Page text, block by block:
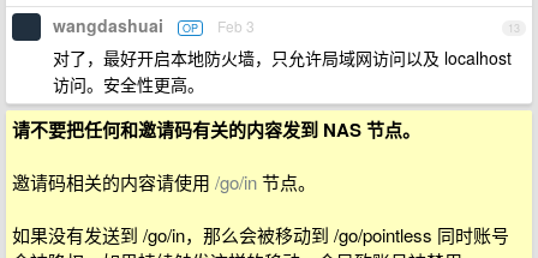
13
wangdashuai OP Feb 3
对了，最好开启本地防火墙，只允许局域网访问以及 localhost
访问。安全性更高。
请不要把任何和邀请码有关的内容发到 NAS 节点。
邀请码相关的内容请使用 /go/in节点。
如果没有发送到 /go/in，那么会被移动到 /go/pointless 同时账号